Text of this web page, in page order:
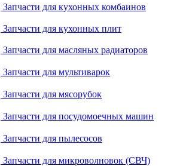
Запчасти для кухонных комбаинов
Запчасти для кухонных плит
Запчасти для масляных радиаторов
Запчасти для мультиварок
Запчасти для мясорубок
Запчасти для посудомоечных машин
Запчасти для пылесосов
Запчасти для микроволновок (СВЧ)